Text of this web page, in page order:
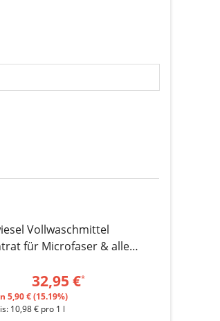
15% Vollwaschmittel
für Microfaser & alle
32,95 €*
5,90 € (15.19%)
10,98 € pro 1 l